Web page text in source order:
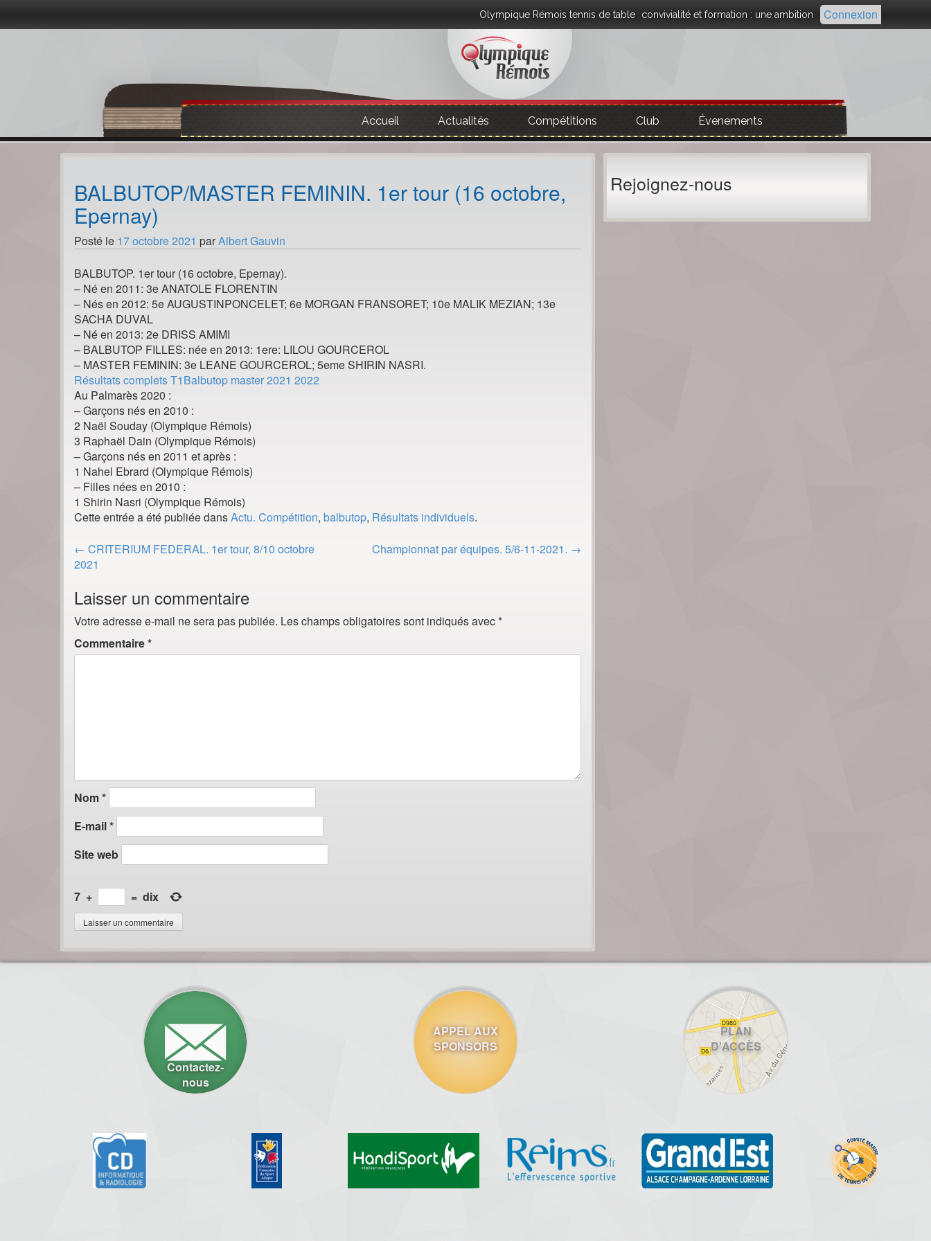
Connexion
Olympique Rémois tennis de table convivialité et formation : une ambition
Accueil Actualités Compétitions Club Évenements
BALBUTOP/MASTER FEMININ. 1er tour (16 octobre,
Epernay)
Posté le 17 octobre 2021 parAlbert Gauvin
BALBUTOP. 1er tour (16 octobre, Epernay).
– Né en 2011: 3e ANATOLE FLORENTIN
– Nés en 2012: 5e AUGUSTINPONCELET; 6e MORGAN FRANSORET; 10e MALIK MEZIAN; 13e
SACHA DUVAL
– Né en 2013: 2e DRISS AMIMI
– BALBUTOP FILLES: née en 2013: 1ere: LILOU GOURCEROL
– MASTER FEMININ: 3e LEANE GOURCEROL; 5eme SHIRIN NASRI.
Résultats complets T1Balbutop master 2021 2022
Au Palmarès 2020 :
– Garçons nés en 2010 :
2 Naël Souday (Olympique Rémois)
3 Raphaël Dain (Olympique Rémois)
– Garçons nés en 2011 et après :
1 Nahel Ebrard (Olympique Rémois)
– Filles nées en 2010 :
1 Shirin Nasri (Olympique Rémois)
Cette entrée a été publiée dansActu. Compétition, balbutop, Résultats individuels.
Post
navigation
← CRITERIUM FEDERAL. 1er tour, 8/10 octobre
2021
Championnat par équipes. 5/6-11-2021. →
Laisser un commentaire
Votre adresse e-mail ne sera pas publiée. Les champs obligatoires sont indiqués avec*
Commentaire*
Nom*
E-mail*
Site web
7 + = dix
Rejoignez-nous
Contactez-
nous
APPEL AUX
SPONSORS
PLAN
D'ACCÈS